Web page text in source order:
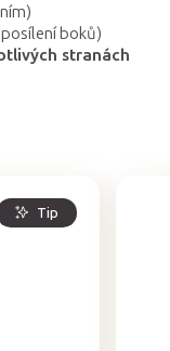
Tip
boků)
stranách